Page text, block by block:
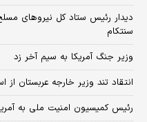
دیدار رئیس ستاد کل نیروهای
سنتکام
وزیر جنگ آمریکا به سیم آخر زد
انتقاد تند وزیر خارجه عربستان از
رئیس کمیسیون امنیت ملی به